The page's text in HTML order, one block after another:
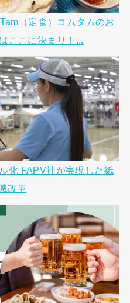
（定食）コムタムのお
ここに決まり！...
化 FAPV社が実現した紙
改革